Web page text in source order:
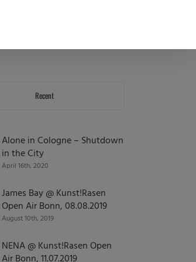
Recent
Alone in Cologne – Shutdown
in the City
April 16th, 2020
James Bay @ Kunst!Rasen
Open Air Bonn, 08.08.2019
August 10th, 2019
NENA @ Kunst!Rasen Open
Air Bonn, 11.07.2019